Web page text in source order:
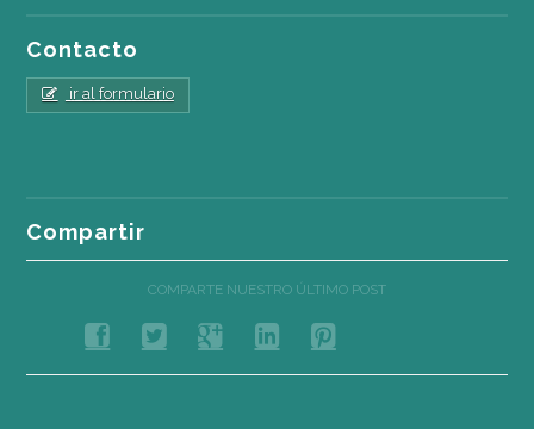
Contacto
ir al formulario
Compartir
COMPARTE NUESTRO ÚLTIMO POST